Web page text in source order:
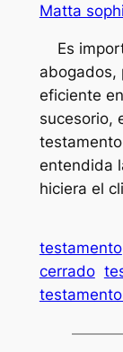
Matta
Es
abogados,
eficiente
sucesorio,
entendida
hiciera el
testamento
cerrado